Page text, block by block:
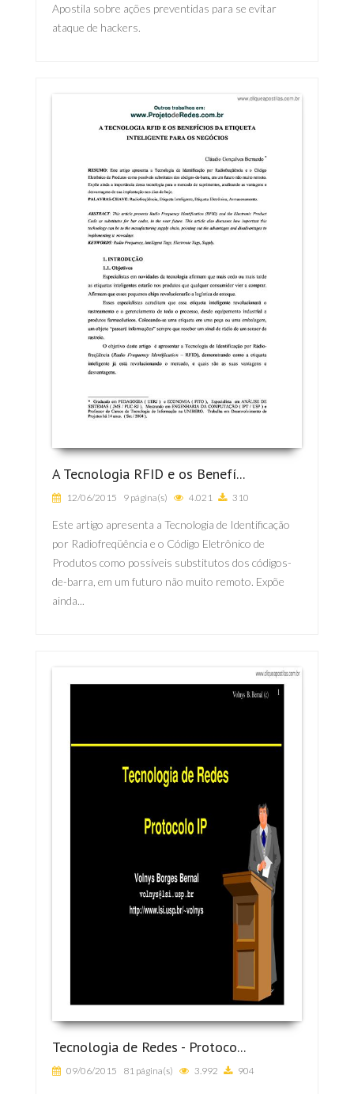
Apostila sobre ações preventidas para se evitar
ataque de hackers.
A Tecnologia RFID e os Benefí...
12/06/2015 9 página(s) 4.021 310
Este artigo apresenta a Tecnologia de Identificação
por Radiofreqüência e o Código Eletrônico de
Produtos como possíveis substitutos dos códigos-
de-barra, em um futuro não muito remoto. Expõe
ainda...
Tecnologia de Redes - Protoco...
09/06/2015 81 página(s) 3.992 904